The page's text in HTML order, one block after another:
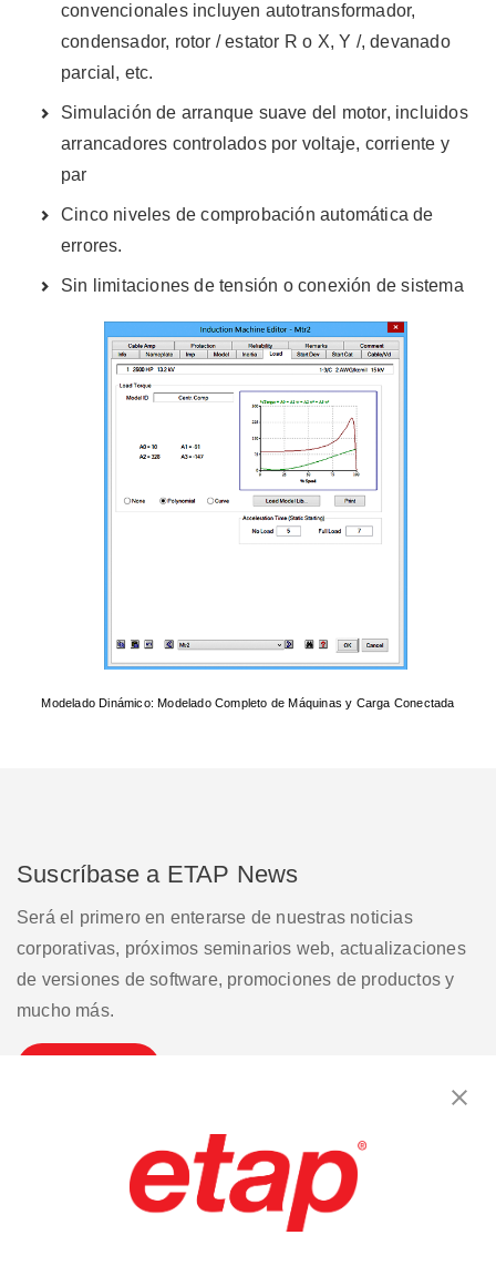
convencionales incluyen autotransformador,
condensador, rotor / estator R o X, Y /, devanado
parcial, etc.
Simulación de arranque suave del motor, incluidos
arrancadores controlados por voltaje, corriente y
par
Cinco niveles de comprobación automática de
errores.
Sin limitaciones de tensión o conexión de sistema
Modelado Dinámico: Modelado Completo de Máquinas y Carga Conectada
Suscríbase a ETAP News
Será el primero en enterarse de nuestras noticias
corporativas, próximos seminarios web, actualizaciones
de versiones de software, promociones de productos y
mucho más.
Contáctenos | Condiciones de uso
política de privacidad Mapa del sitio